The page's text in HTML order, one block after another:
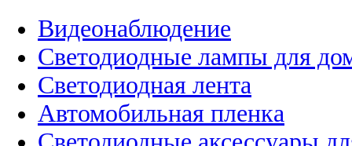
Видеонаблюдение
Светодиодные лампы для
Светодиодная лента
Автомобильная пленка